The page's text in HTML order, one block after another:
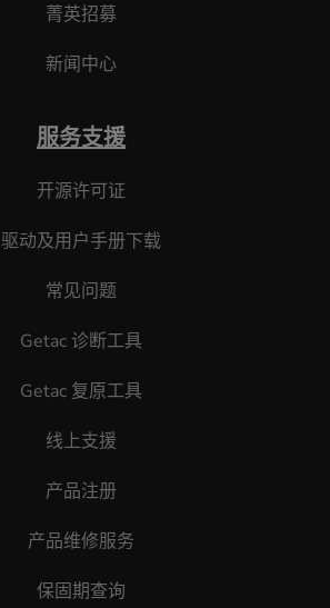
菁英招募
新闻中心
服务支援
开源许可证
驱动及用户手册下载
常见问题
Getac 诊断工具
Getac 复原工具
线上支援
产品注册
产品维修服务
保固期查询